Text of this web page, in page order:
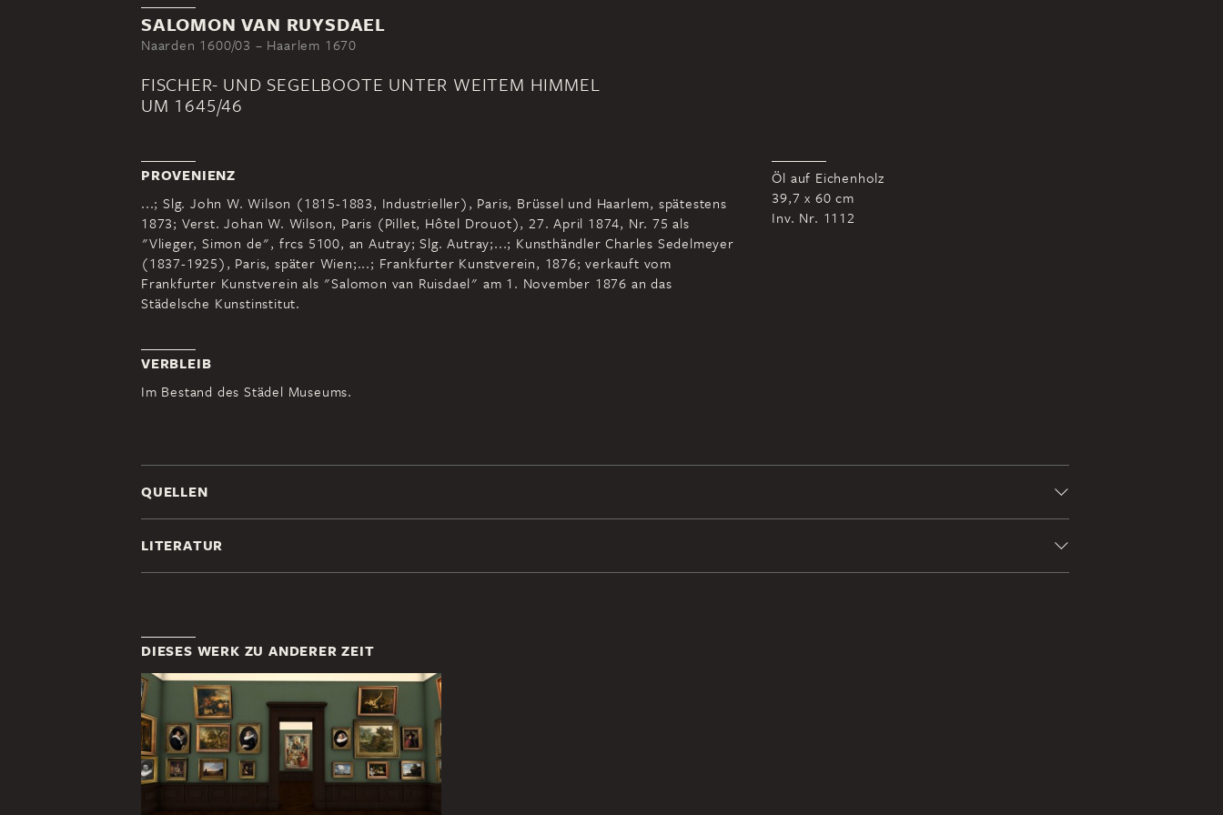
SALOMON VAN RUYSDAEL
Naarden 1600/03 – Haarlem 1670
FISCHER- UND SEGELBOOTE UNTER WEITEM HIMMEL
UM 1645/46
PROVENIENZ
...; Slg. John W. Wilson (1815-1883, Industrieller), Paris, Brüssel und Haarlem, spätestens
1873; Verst. Johan W. Wilson, Paris (Pillet, Hôtel Drouot), 27. April 1874, Nr. 75 als
"Vlieger, Simon de", frcs 5100, an Autray; Slg. Autray;...; Kunsthändler Charles Sedelmeyer
(1837-1925), Paris, später Wien;...; Frankfurter Kunstverein, 1876; verkauft vom
Frankfurter Kunstverein als "Salomon van Ruisdael" am 1. November 1876 an das
Städelsche Kunstinstitut.
Öl auf Eichenholz
39,7 x 60 cm
Inv. Nr. 1112
VERBLEIB
Im Bestand des Städel Museums.
QUELLEN
LITERATUR
DIESES WERK ZU ANDERER ZEIT